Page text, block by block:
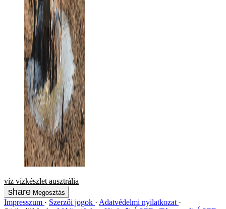
víz vízkészlet ausztrália
Megosztás
Impresszum Szerzői jogok
Adatvédelmi nyilatkozat